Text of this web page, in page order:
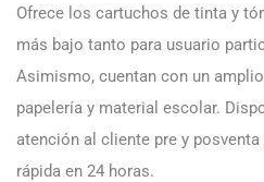
Ofrece los cartuchos de tinta y
más bajo tanto para usuario
Asimismo, cuentan con un
papelería y material escolar.
atención al cliente pre y
rápida en 24 horas.